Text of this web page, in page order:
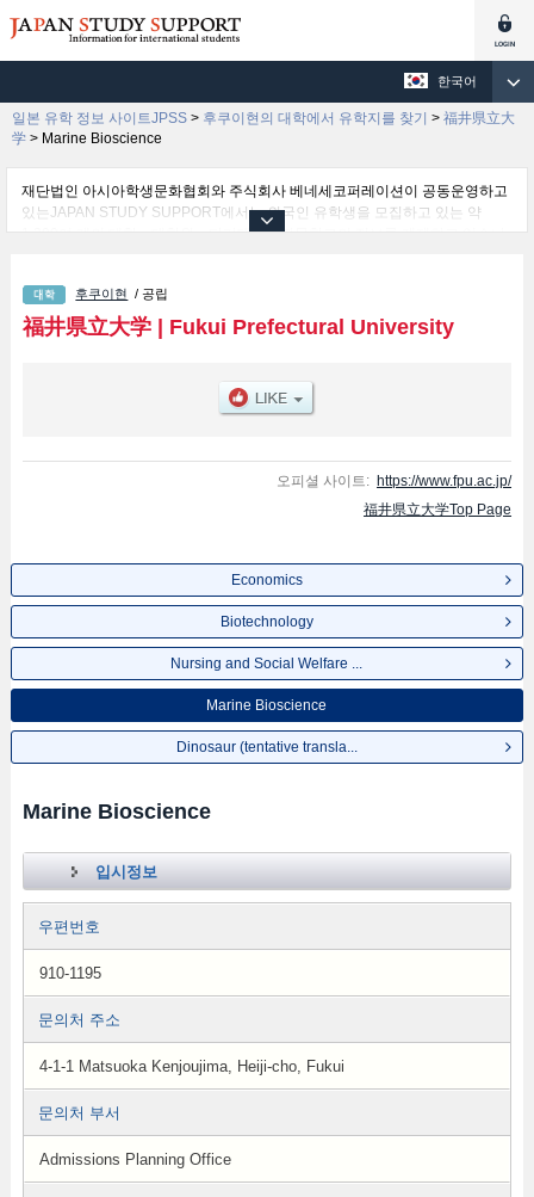
한국어
일본 유학 정보 사이트JPSS > 후쿠이현의 대학에서 유학지를 찾기 > 福井県立大
学 > Marine Bioscience
재단법인 아시아학생문화협회와 주식회사 베네세코퍼레이션이 공동운영하고
있는JAPAN STUDY SUPPORT에서는 외국인 유학생을 모집하고 있는 약
1,300여 개의 대학・대학원・단기대학・전문학교의 정보를 게재하고 있습니
및Biotechnology 학부및Nursing and Social Welfare Sciences 학부및Marine
Bioscience 학부및Dinosaur (tentative translation) 학부 등의 학부별 정보, 모
집정원과 합격자수 등의 입시정보, 시설안내, 교통정보 등 외국인 유학생에게
후쿠이현 / 공립
福井県立大学| Fukui Prefectural University
오피셜 사이트: https://www.fpu.ac.jp/
福井県立大学Top Page
Economics
Biotechnology
Nursing and Social Welfare ...
Marine Bioscience
Dinosaur (tentative transla...
Marine Bioscience
입시정보
우편번호
910-1195
문의처 주소
4-1-1 Matsuoka Kenjoujima, Heiji-cho, Fukui
문의처 부서
Admissions Planning Office